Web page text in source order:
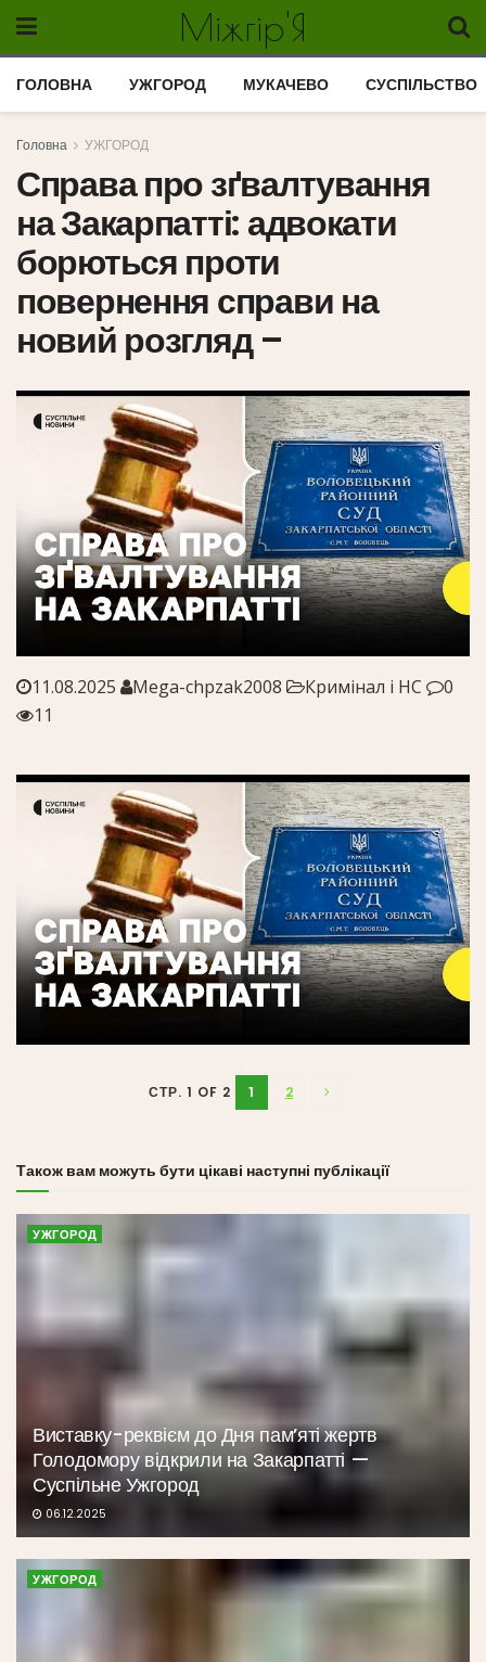
Міжгір'Я
ГОЛОВНА УЖГОРОД МУКАЧЕВО СУСПІЛЬСТВО
Головна УЖГОРОД
Справа про зґвалтування
на Закарпатті: адвокати
борються проти
повернення справи на
новий розгляд –
11.08.2025 Mega-chpzak2008 Кримінал і НС
0
11
СТР. 1 OF 2 1 2
Також вам можуть бути цікаві наступні публікації
УЖГОРОД
Виставку-реквієм до Дня пам’яті жертв
Голодомору відкрили на Закарпатті —
Суспільне Ужгород
06.12.2025
УЖГОРОД